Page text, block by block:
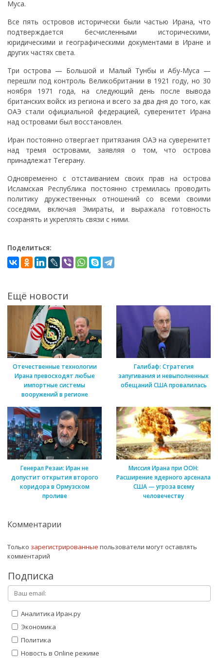
Муса.
Все пять островов исторически были частью Ирана, что
подтверждается бесчисленными историческими,
юридическими и географическими документами в Иране и
других частях света.
Три острова — Большой и Малый Тунбы и Абу-Муса —
перешли под контроль Великобритании в 1921 году, но 30
ноября 1971 года, на следующий день после вывода
британских войск из региона и всего за два дня до того, как
ОАЭ стали официальной федерацией, суверенитет Ирана
над островами был восстановлен.
Иран постоянно отвергает притязания ОАЭ на суверенитет
над тремя островами, заявляя о том, что острова
принадлежат Тегерану.
Одновременно с отстаиванием своих прав на острова
Исламская Республика постоянно стремилась проводить
политику дружественных отношений со всеми своими
соседями, включая Эмираты, и выражала готовность
сохранять и укреплять связи с ними.
Поделиться:
Ещё новости
Отечественные технологии
Ирана превосходят любые
импортные системы
вооружений в регионе
Галибаф: Стратегия
запугивания и невыполненных
обещаний США провалилась
Генерал Резаи: Иран не
допустит открытия второго
коридора в Ормузском
проливе
Миссия Ирана при ООН:
Расширение ядерного арсенала
США — угроза всему
человечеству
Комментарии
Только зарегистрированные пользователи могут оставлять
комментарий
Подписка
Аналитика Иран.ру
Экономика
Политика
Новость в Online режиме